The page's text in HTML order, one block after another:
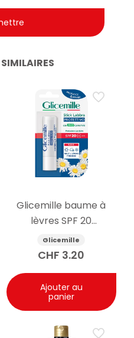
Glicemille baume à
lèvres SPF 20
protecteur 5.5g
Glicemille
CHF 3.20
Ajouter au
panier